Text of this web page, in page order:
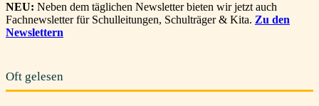
NEU: Neben dem täglichen Newsletter bieten wir jetzt auch
Fachnewsletter für Schulleitungen, Schulträger & Kita. Zu den
Newslettern
Oft gelesen